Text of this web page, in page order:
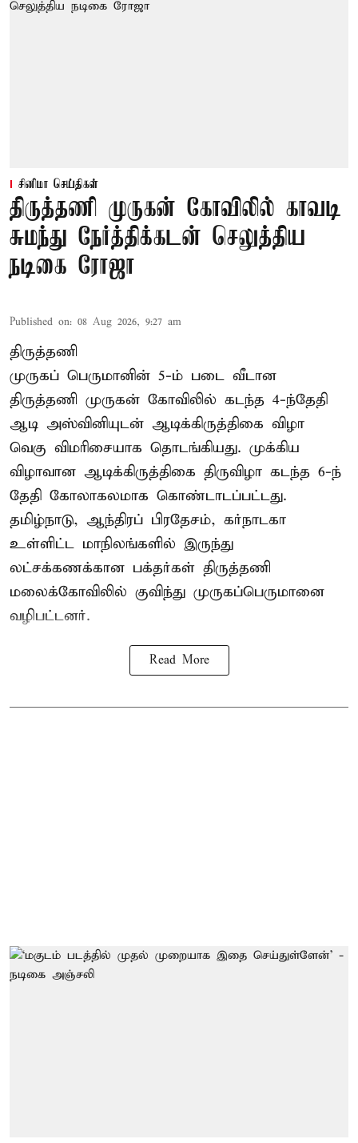
சினிமா செய்திகள்
திருத்தணி முருகன் கோவிலில் காவடி
சுமந்து நேர்த்திக்கடன் செலுத்திய
நடிகை ரோஜா
Published on: 08 Aug 2026, 9:27 am
திருத்தணி
முருகப் பெருமானின் 5-ம் படை வீடான
திருத்தணி முருகன் கோவிலில் கடந்த 4-ந்தேதி
ஆடி அஸ்வினியுடன் ஆடிக்கிருத்திகை விழா
வெகு விமரிசையாக தொடங்கியது. முக்கிய
விழாவான ஆடிக்கிருத்திகை திருவிழா கடந்த 6-ந்
தேதி கோலாகலமாக கொண்டாடப்பட்டது.
தமிழ்நாடு, ஆந்திரப் பிரதேசம், கர்நாடகா
உள்ளிட்ட மாநிலங்களில் இருந்து
லட்சக்கணக்கான பக்தர்கள் திருத்தணி
மலைக்கோவிலில் குவிந்து முருகப்பெருமானை
வழிபட்டனர்.
Read More